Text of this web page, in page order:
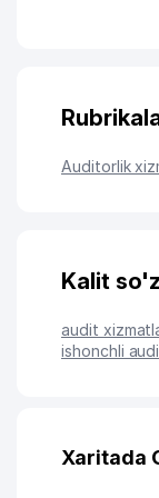
Auditorlik
Kalit
audit
ishonchli
Xaritada